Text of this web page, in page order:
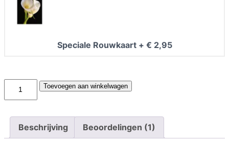
Speciale Rouwkaart+ € 2,95
o
b
Toevoegen aan winkelwagen
Beschrijving Beoordelingen (1)